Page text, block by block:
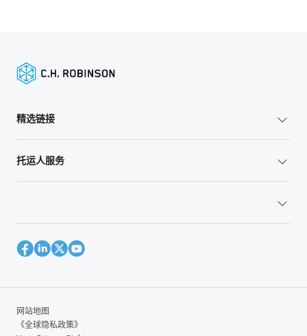
精选链接
托运人服务
网站地图
《全球隐私政策》